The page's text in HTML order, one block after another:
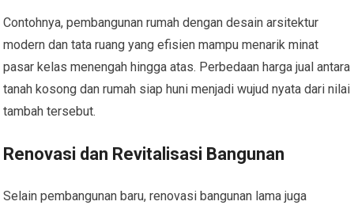
Contohnya, pembangunan rumah dengan desain arsitektur
modern dan tata ruang yang efisien mampu menarik minat
pasar kelas menengah hingga atas. Perbedaan harga jual antara
tanah kosong dan rumah siap huni menjadi wujud nyata dari nilai
tambah tersebut.
Renovasi dan Revitalisasi Bangunan
Selain pembangunan baru, renovasi bangunan lama juga